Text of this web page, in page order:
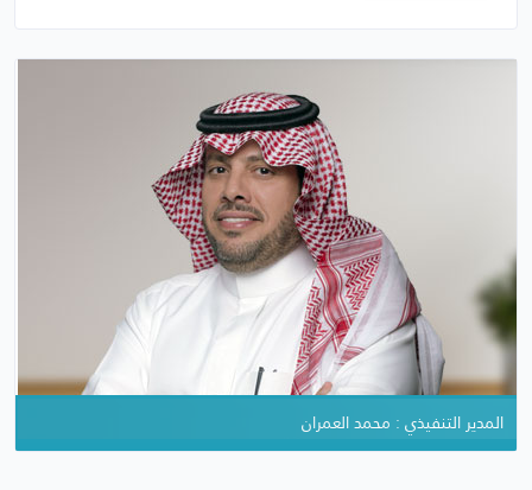
المؤسس والمدير العام : تركي بن حميد
المدير التنفيذي : محمد العمران